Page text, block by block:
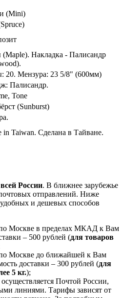
(Mini)
(Maple). Накладка - Палисандр
20. Мензура: 23 5/8" (600мм)
Палисандр.
Tone
(Sunburst)
in Taiwan. Сделана в Тайване.
всей России. В ближнее зарубежье
отправлений. Ниже
и дешевых способов
Москве в пределах МКАД к Вам
– 500 рублей (для товаров
Москве до ближайшей к Вам
доставки – 300 рублей (для
5 кг.);
осуществляется Почтой России,
линиями. Тарифы зависят от